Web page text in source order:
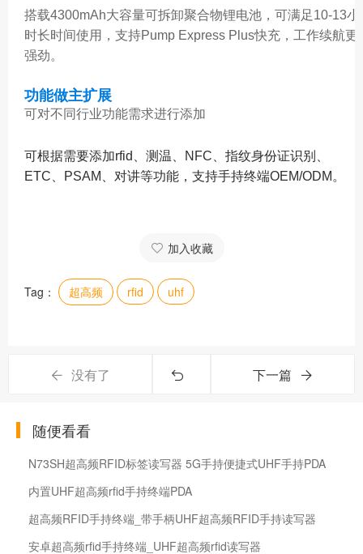
搭载4300mAh大容量可拆卸聚合物锂电池，可满足10-13小
时长时间使用，支持Pump Express Plus快充，工作续航更
强劲。
功能做主扩展
可对不同行业功能需求进行添加
可根据需要添加rfid、测温、NFC、指纹身份证识别、
ETC、PSAM、对讲等功能，支持手持终端OEM/ODM。
加入收藏
Tag： 超高频 rfid uhf
没有了 下一篇
随便看看
N73SH超高频RFID标签读写器 5G手持便捷式UHF手持PDA
内置UHF超高频rfid手持终端PDA
超高频RFID手持终端_带手柄UHF超高频RFID手持读写器
安卓超高频rfid手持终端_UHF超高频rfid读写器